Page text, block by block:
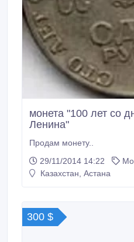
монета "100 лет со
Ленина"
Продам монету..
29/11/2014 14:22
Казахстан, Астана
300 $